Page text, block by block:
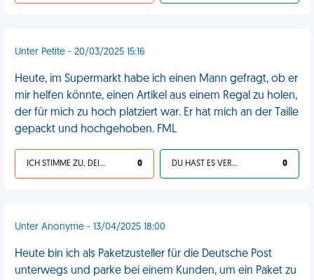
Unter Petite - 20/03/2025 15:16
Heute, im Supermarkt habe ich einen Mann gefragt, ob er
mir helfen könnte, einen Artikel aus einem Regal zu holen,
der für mich zu hoch platziert war. Er hat mich an der Taille
gepackt und hochgehoben. FML
ICH STIMME ZU, DEIN LEBEN IST SCHEISSE 0 DU HAST ES VERDIENT 0
Unter Anonyme - 13/04/2025 18:00
Heute bin ich als Paketzusteller für die Deutsche Post
unterwegs und parke bei einem Kunden, um ein Paket zu